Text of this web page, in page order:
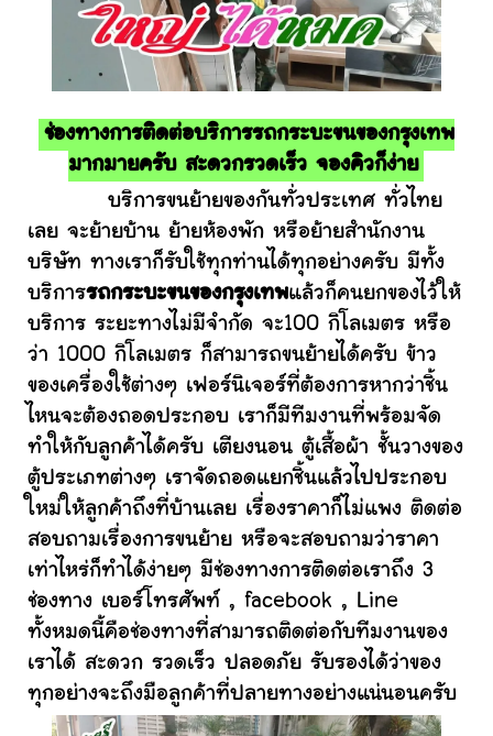
ช่องทางการติดต่อบริการรถกระบะขนของกรุงเทพ
มากมายครับ สะดวกรวดเร็ว จองคิวก็ง่าย
บริการขนย้ายของกันทั่วประเทศ ทั่วไทย
เลย จะย้ายบ้าน ย้ายห้องพัก หรือย้ายสำนักงาน
บริษัท ทางเราก็รับใช้ทุกท่านได้ทุกอย่างครับ มีทั้ง
บริการรถกระบะขนของกรุงเทพแล้วก็คนยกของไว้ให้
บริการ ระยะทางไม่มีจำกัด จะ100 กิโลเมตร หรือ
ว่า 1000 กิโลเมตร ก็สามารถขนย้ายได้ครับ ข้าว
ของเครื่องใช้ต่างๆ เฟอร์นิเจอร์ที่ต้องการหากว่าชิ้น
ไหนจะต้องถอดประกอบ เราก็มีทีมงานที่พร้อมจัด
ทำให้กับลูกค้าได้ครับ เตียงนอน ตู้เสื้อผ้า ชั้นวางของ
ตู้ประเภทต่างๆ เราจัดถอดแยกชิ้นแล้วไปประกอบ
ใหม่ให้ลูกค้าถึงที่บ้านเลย เรื่องราคาก็ไม่แพง ติดต่อ
สอบถามเรื่องการขนย้าย หรือจะสอบถามว่าราคา
เท่าไหร่ก็ทำได้ง่ายๆ มีช่องทางการติดต่อเราถึง 3
ช่องทาง เบอร์โทรศัพท์ , facebook , Line
ทั้งหมดนี้คือช่องทางที่สามารถติดต่อกับทีมงานของ
เราได้ สะดวก รวดเร็ว ปลอดภัย รับรองได้ว่าของ
ทุกอย่างจะถึงมือลูกค้าที่ปลายทางอย่างแน่นอนครับ